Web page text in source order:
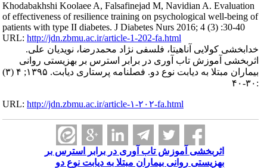
Khodabakhshi Koolaee A, Falsafinejad M, Navidian A. Evaluation
of effectiveness of resilience training on psychological well-being of
patients with type II diabetes. J Diabetes Nurs 2016; 4 (3) :30-40
URL:http://jdn.zbmu.ac.ir/article-1-202-fa.html
خدابخشی کولایی آناهیتا، فلسفی نژاد محمدرضا، نویدیان علی.
اثربخشی آموزش تاب آوری در برابر استرس بر بهزیستی روانی
بیماران مبتلا به دیابت نوع دو. فصلنامه پرستاری دیابت. ۱۳۹۵; ۴ (۳)
URL:http://jdn.zbmu.ac.ir/article-۱-۲۰۲-fa.html
اثربخشی آموزش تاب آوری در برابر استرس بر
بهزیستی روانی بیماران مبتلا به دیابت نوع دو